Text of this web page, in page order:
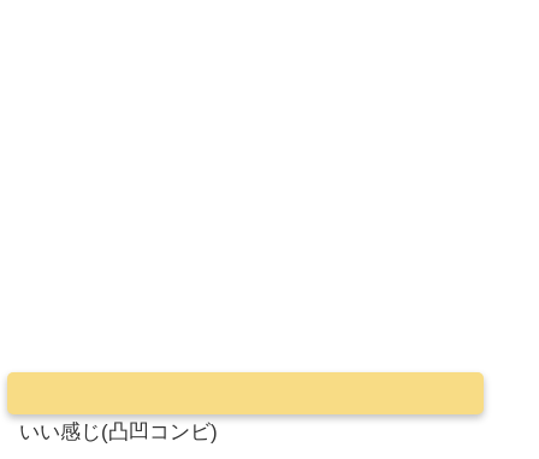
いい感じ(凸凹コンビ)